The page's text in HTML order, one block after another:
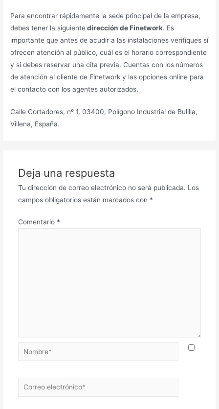
Para encontrar rápidamente la sede principal de la empresa,
debes tener la siguientedirección de Finetwork. Es
importante que antes de acudir a las instalaciones verifiques sí
ofrecen atención al público, cuál es el horario correspondiente
y si debes reservar una cita previa. Cuentas con los números
de atención al cliente de Finetwork y las opciones online para
el contacto con los agentes autorizados.
Calle Cortadores, nº 1, 03400, Polígono Industrial de Bulilla,
Villena, España.
Deja una respuesta
Tu dirección de correo electrónico no será publicada. Los
campos obligatorios están marcados con *
Comentario *
Nombre*
Correo